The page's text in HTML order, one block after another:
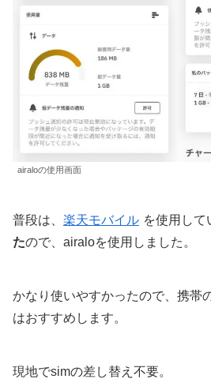
airaloの使用画面
普段は、 楽天モバイル を使用して
たので、airaloを使用しました。
かなり使いやすかったので、携帯
はおすすめします。
現地でsimの差し替え不要。